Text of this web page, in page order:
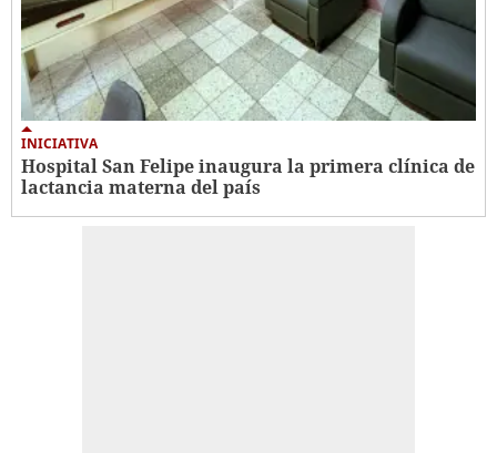
INICIATIVA
Hospital San Felipe inaugura la primera clínica de
lactancia materna del país